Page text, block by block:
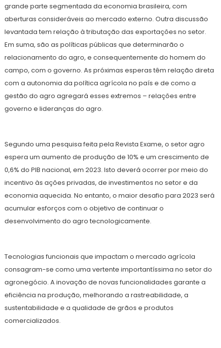
grande parte segmentada da economia brasileira, com
aberturas consideráveis ao mercado externo. Outra discussão
levantada tem relação à tributação das exportações no setor.
Em suma, são as políticas públicas que determinarão o
relacionamento do agro, e consequentemente do homem do
campo, com o governo. As próximas esperas têm relação direta
com a autonomia da política agrícola no país e de como a
gestão do agro agregará esses extremos – relações entre
governo e lideranças do agro.
Segundo uma pesquisa feita pela Revista Exame, o setor agro
espera um aumento de produção de 10% e um crescimento de
0,6% do PIB nacional, em 2023. Isto deverá ocorrer por meio do
incentivo às ações privadas, de investimentos no setor e da
economia aquecida. No entanto, o maior desafio para 2023 será
acumular esforços com o objetivo de continuar o
desenvolvimento do agro tecnologicamente.
Tecnologias funcionais que impactam o mercado agrícola
consagram-se como uma vertente importantíssima no setor do
agronegócio. A inovação de novas funcionalidades garante a
eficiência na produção, melhorando a rastreabilidade, a
sustentabilidade e a qualidade de grãos e produtos
comercializados.